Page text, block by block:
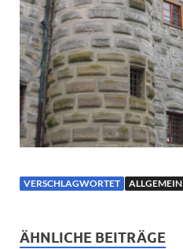
VERSCHLAGWORTET ALLGEMEIN
ÄHNLICHE BEITRÄGE